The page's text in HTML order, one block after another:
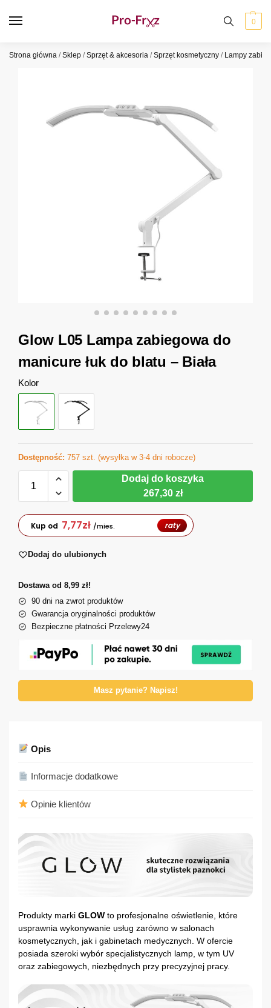
0
Strona główna /Sklep /Sprzęt & akcesoria /Sprzęt kosmetyczny / Lampy
Glow L05 Lampa zabiegowa do
manicure łuk do blatu – Biała
Kolor
Dostępność: 757 szt. (wysyłka w 3-4 dni robocze)
Dodaj do koszyka
267,30 zł
Kup od 7,77zł /mies. raty
Dodaj do ulubionych
Dostawa od 8,99 zł!
90 dni na zwrot produktów
Gwarancja oryginalności produktów
Bezpieczne płatności Przelewy24
Masz pytanie? Napisz!
Opis
Informacje dodatkowe
Opinie klientów
Produkty marki GLOW to profesjonalne oświetlenie, które
usprawnia wykonywanie usług zarówno w salonach
kosmetycznych, jak i gabinetach medycznych. W ofercie
posiada szeroki wybór specjalistycznych lamp, w tym UV
oraz zabiegowych, niezbędnych przy precyzyjnej pracy.